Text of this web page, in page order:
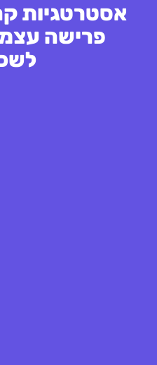
אסטרטגיות
פרישה